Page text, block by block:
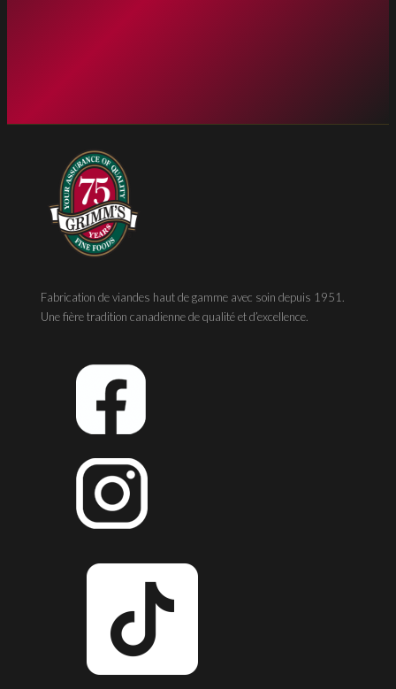
Fabrication de viandes haut de gamme avec soin depuis 1951.
Une fière tradition canadienne de qualité et d’excellence.